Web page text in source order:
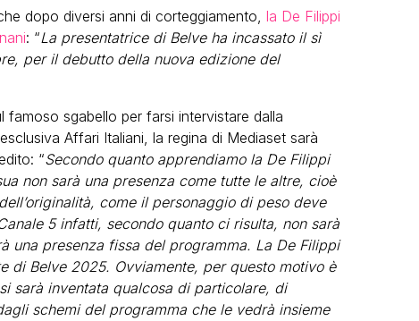
dopo diversi anni di corteggiamento, la De Filippi
: “La presentatrice di Belve ha incassato il sì
per il debutto della nuova edizione del
famoso sgabello per farsi intervistare dalla
Affari Italiani, la regina di Mediaset sarà
“Secondo quanto apprendiamo la De Filippi
non sarà una presenza come tutte le altre, cioè
come il personaggio di peso deve
5 infatti, secondo quanto ci risulta, non sarà
una presenza fissa del programma. La De Filippi
di Belve 2025. Ovviamente, per questo motivo è
sarà inventata qualcosa di particolare, di
schemi del programma che le vedrà insieme